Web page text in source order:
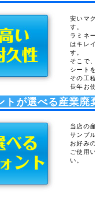
安いマ
す。
ラミネ
はキレ
す。
そこで
シート
その工
長年お
トが選べる産業廃
当店の
サンプ
お好み
ご使用
い。